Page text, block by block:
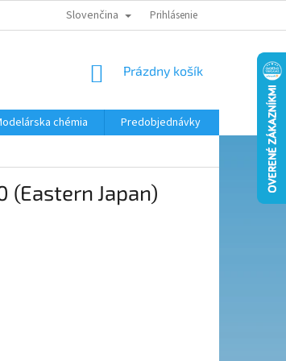
MODELÁRSKY KRÚŽOK
Slovenčina Prihlásenie
NÁKUPNÝ
Prázdny košík
chémia
Predobjednávky
(Eastern Japan)